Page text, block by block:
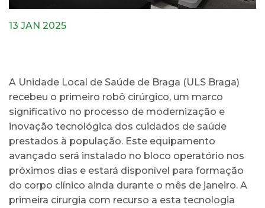
13 JAN 2025
A Unidade Local de Saúde de Braga (ULS Braga)
recebeu o primeiro robô cirúrgico, um marco
significativo no processo de modernização e
inovação tecnológica dos cuidados de saúde
prestados à população. Este equipamento
avançado será instalado no bloco operatório nos
próximos dias e estará disponível para formação
do corpo clínico ainda durante o mês de janeiro. A
primeira cirurgia com recurso a esta tecnologia